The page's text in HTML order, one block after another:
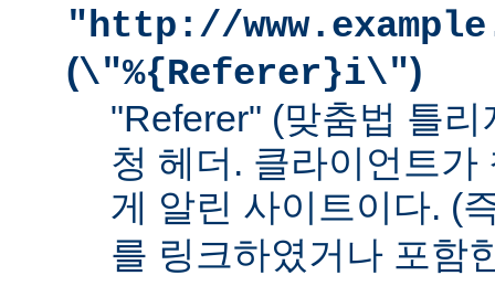
"http://
(\"%{Referer}i\")
"Referer" (맞춤법 틀
청 헤더. 클라이언트가
게 알린 사이트이다. (
를 링크하였거나 포함